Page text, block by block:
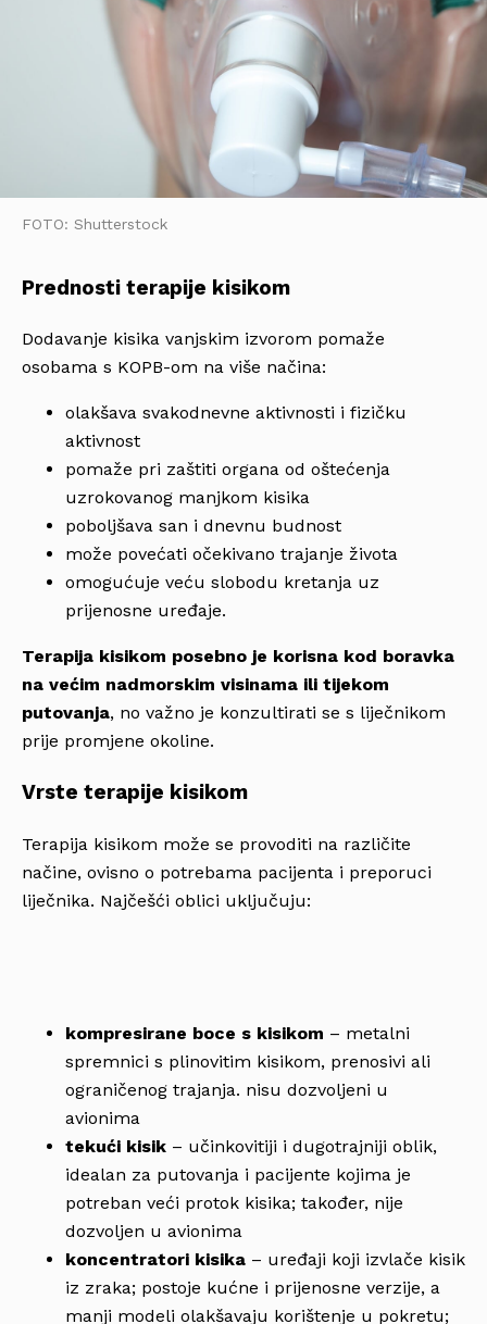
FOTO: Shutterstock
Prednosti terapije kisikom
Dodavanje kisika vanjskim izvorom pomaže
osobama s KOPB-om na više načina:
olakšava svakodnevne aktivnosti i fizičku
aktivnost
pomaže pri zaštiti organa od oštećenja
uzrokovanog manjkom kisika
poboljšava san i dnevnu budnost
može povećati očekivano trajanje života
omogućuje veću slobodu kretanja uz
prijenosne uređaje.
Terapija kisikom posebno je korisna kod boravka
na većim nadmorskim visinama ili tijekom
putovanja, no važno je konzultirati se s liječnikom
prije promjene okoline.
Vrste terapije kisikom
Terapija kisikom može se provoditi na različite
načine, ovisno o potrebama pacijenta i preporuci
liječnika. Najčešći oblici uključuju:
kompresirane boce s kisikom – metalni
spremnici s plinovitim kisikom, prenosivi ali
ograničenog trajanja. nisu dozvoljeni u
avionima
tekući kisik – učinkovitiji i dugotrajniji oblik,
idealan za putovanja i pacijente kojima je
potreban veći protok kisika; također, nije
dozvoljen u avionima
koncentratori kisika – uređaji koji izvlače kisik
iz zraka; postoje kućne i prijenosne verzije, a
manji modeli olakšavaju korištenje u pokretu;